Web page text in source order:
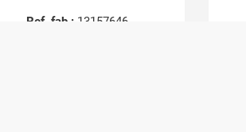
Ref. fab.: 13157646